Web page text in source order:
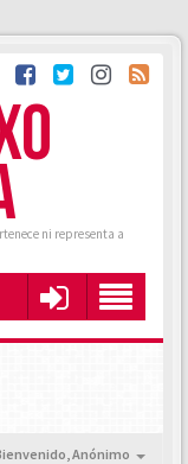
ni representa a
Anónimo